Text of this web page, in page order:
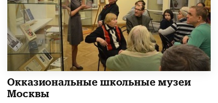
​Окказиональные школьные музеи
Москвы